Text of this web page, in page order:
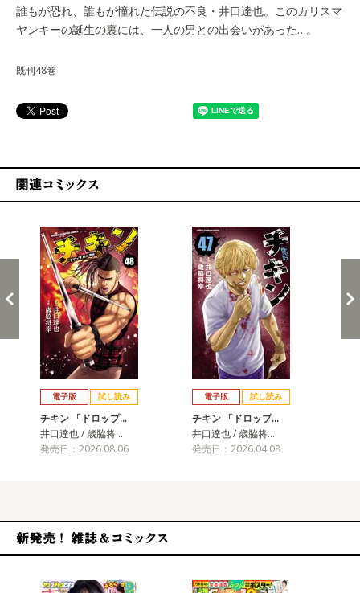
誰もが恐れ、誰もが憧れた伝説の不良・井口達也。このカリスマ
ヤンキーの誕生の裏には、一人の男との出会いがあった…。
既刊48巻
電子版 試し読み
チキン 「ドロップ…
井口達也 / 歳脇将…
発売日：2026.08.06
電子版 試し読み
チキン 「ドロップ…
井口達也 / 歳脇将…
発売日：2026.04.08